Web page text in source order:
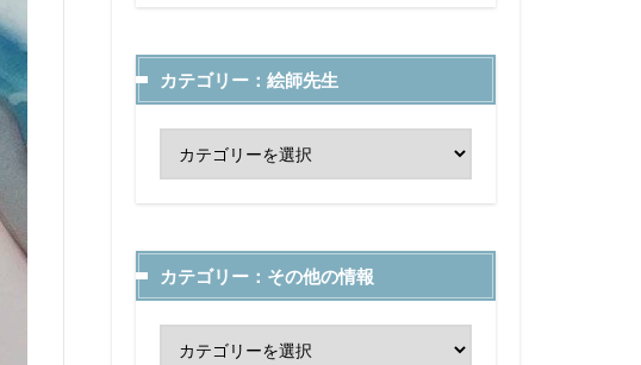
カテゴリー：絵師先生
カテゴリー：その他の情報